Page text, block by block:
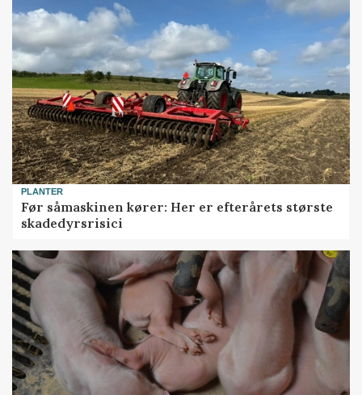
PLANTER
Før såmaskinen kører: Her er efterårets største
skadedyrsrisici